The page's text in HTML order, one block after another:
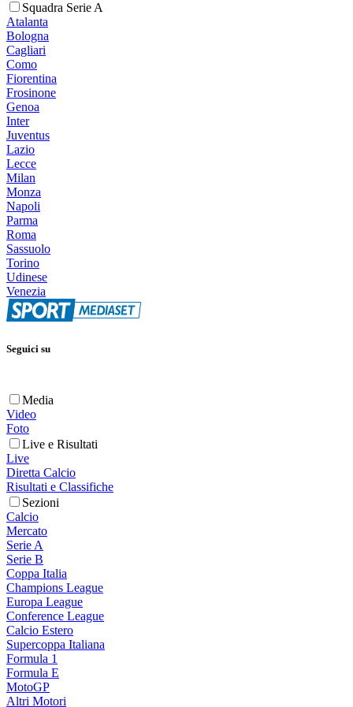
Squadra Serie A
Atalanta
Bologna
Cagliari
Como
Fiorentina
Frosinone
Genoa
Inter
Juventus
Lazio
Lecce
Milan
Monza
Napoli
Parma
Roma
Sassuolo
Torino
Udinese
Venezia
Seguici su
Media
Video
Foto
Live e Risultati
Live
Diretta Calcio
Risultati e Classifiche
Sezioni
Calcio
Mercato
Serie A
Serie B
Coppa Italia
Champions League
Europa League
Conference League
Calcio Estero
Supercoppa Italiana
Formula 1
Formula E
MotoGP
Altri Motori